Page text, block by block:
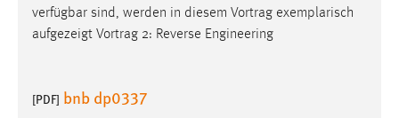
verfügbar sind, werden in diesem Vortrag exemplarisch
aufgezeigt Vortrag 2: Reverse Engineering
[PDF] bnb dp0337